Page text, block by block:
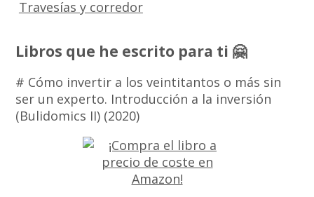
Travesías y corredor
Libros que he escrito para ti 🤗
# Cómo invertir a los veintitantos o más sin
ser un experto. Introducción a la inversión
(Bulidomics II) (2020)